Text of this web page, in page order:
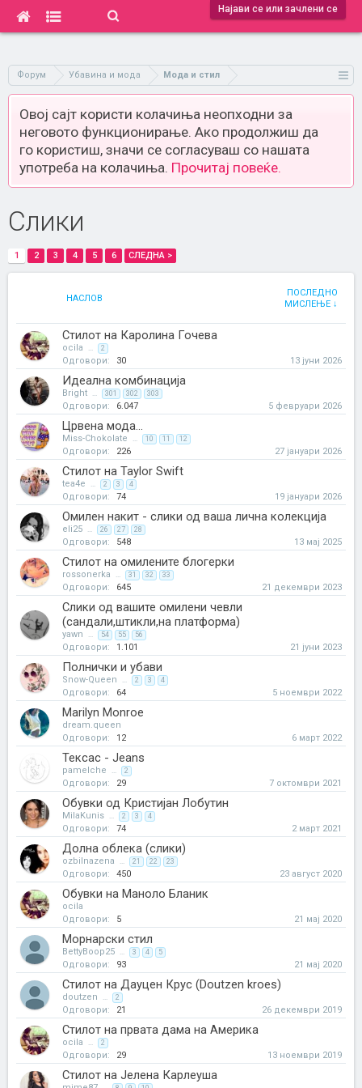
Најави се или зачлени се
Форум Убавина и мода Мода и стил
Овој сајт користи колачиња неопходни за
неговото функционирање. Ако продолжиш да
го користиш, значи се согласуваш со нашата
употреба на колачиња. Прочитај повеќе.
Слики
1 2 3 4 5 6 СЛЕДНА >
НАСЛОВ
ПОСЛЕДНО
МИСЛЕЊЕ ↓
Стилот на Каролина Гочева
ocila ... 2
Одговори: 30 13 јуни 2026
Идеална комбинација
Bright ... 301 302 303
Одговори: 6.047 5 февруари 2026
Црвена мода...
Miss-Chokolate ... 10 11 12
Одговори: 226 27 јануари 2026
Стилот на Taylor Swift
tea4e ... 2 3 4
Одговори: 74 19 јануари 2026
Омилен накит - слики од ваша лична колекција
eli25 ... 26 27 28
Одговори: 548 13 мај 2025
Стилот на омилените блогерки
rossonerka ... 31 32 33
Одговори: 645 21 декември 2023
Слики од вашите омилени чевли
(сандали,штикли,на платформа)
yawn ... 54 55 56
Одговори: 1.101 21 јуни 2023
Полнички и убави
Snow-Queen ... 2 3 4
Одговори: 64 5 ноември 2022
Marilyn Monroe
dream.queen
Одговори:
12 6 март 2022
Тексас - Jeans
pamelche ... 2
Одговори: 29 7 октомври 2021
Обувки од Кристијан Лобутин
MilaKunis ... 2 3 4
Одговори: 74 2 март 2021
Долна облека (слики)
ozbilnazena ... 21 22 23
Одговори: 450 23 август 2020
Обувки на Маноло Бланик
ocila
Одговори:
5 21 мај 2020
Морнарски стил
BettyBoop25 ... 3 4 5
Одговори: 93 21 мај 2020
Стилот на Дауцен Крус (Doutzen kroes)
doutzen ... 2
Одговори: 21 26 декември 2019
Стилот на првата дама на Америка
ocila ... 2
Одговори: 29 13 ноември 2019
Стилот на Јелена Карлеуша